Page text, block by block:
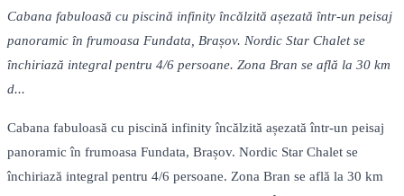
Cabana fabuloasă cu piscină infinity încălzită așezată într-un peisaj
panoramic în frumoasa Fundata, Brașov. Nordic Star Chalet se
închiriază integral pentru 4/6 persoane. Zona Bran se află la 30 km
d...
Cabana fabuloasă cu piscină infinity încălzită așezată într-un peisaj
panoramic în frumoasa Fundata, Brașov. Nordic Star Chalet se
închiriază integral pentru 4/6 persoane. Zona Bran se află la 30 km